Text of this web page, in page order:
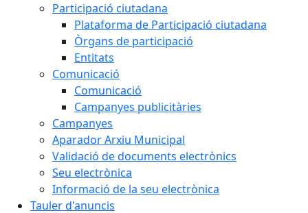
Participació ciutadana
Plataforma de Participació ciutadana
Òrgans de participació
Entitats
Comunicació
Comunicació
Campanyes publicitàries
Campanyes
Aparador Arxiu Municipal
Validació de documents electrònics
Seu electrònica
Informació de la seu electrònica
Tauler d'anuncis